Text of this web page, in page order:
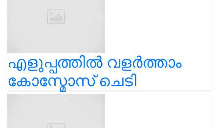
എളുപ്പത്തിൽ വളർത്താം
കോസ്മോസ് ചെടി